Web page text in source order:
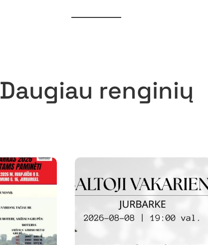
Daugiau renginių